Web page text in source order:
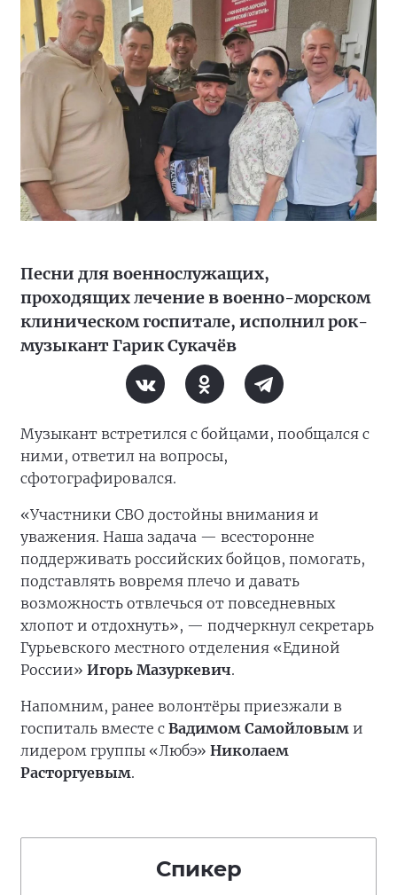
Песни для военнослужащих,
проходящих лечение в военно-морском
клиническом госпитале, исполнил рок-
музыкант Гарик Сукачёв
Музыкант встретился с бойцами, пообщался с
ними, ответил на вопросы,
сфотографировался.
«Участники СВО достойны внимания и
уважения. Наша задача — всесторонне
поддерживать российских бойцов, помогать,
подставлять вовремя плечо и давать
возможность отвлечься от повседневных
хлопот и отдохнуть», — подчеркнул секретарь
Гурьевского местного отделения «Единой
России» Игорь Мазуркевич.
Напомним, ранее волонтёры приезжали в
госпиталь вместе с Вадимом Самойловым и
лидером группы «Любэ» Николаем
Расторгуевым.
Спикер